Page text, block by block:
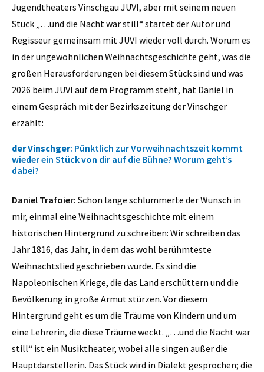
Jugendtheaters Vinschgau JUVI, aber mit seinem neuen
Stück „…und die Nacht war still“ startet der Autor und
Regisseur gemeinsam mit JUVI wieder voll durch. Worum es
in der ungewöhnlichen Weihnachtsgeschichte geht, was die
großen Herausforderungen bei diesem Stück sind und was
2026 beim JUVI auf dem Programm steht, hat Daniel in
einem Gespräch mit der Bezirkszeitung der Vinschger
erzählt:
der Vinschger: Pünktlich zur Vorweihnachtszeit kommt
wieder ein Stück von dir auf die Bühne? Worum geht’s
dabei?
Daniel Trafoier: Schon lange schlummerte der Wunsch in
mir, einmal eine Weihnachtsgeschichte mit einem
historischen Hintergrund zu schreiben: Wir schreiben das
Jahr 1816, das Jahr, in dem das wohl berühmteste
Weihnachtslied geschrieben wurde. Es sind die
Napoleonischen Kriege, die das Land erschüttern und die
Bevölkerung in große Armut stürzen. Vor diesem
Hintergrund geht es um die Träume von Kindern und um
eine Lehrerin, die diese Träume weckt. „…und die Nacht war
still“ ist ein Musiktheater, wobei alle singen außer die
Hauptdarstellerin. Das Stück wird in Dialekt gesprochen; die